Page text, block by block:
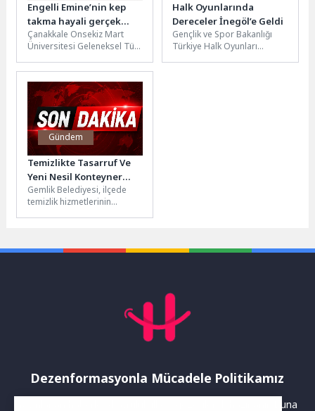
Engelli Emine’nin kep
takma hayali gerçek
oldu
Çanakkale Onsekiz Mart
Üniversitesi Geleneksel Türk
olarak giren işitme engelli
Emine Melek...
Halk Oyunlarında
Dereceler İnegöl’e Geldi
Gençlik ve Spor Bakanlığı
Türkiye Halk Oyunları
Gündem
Temizlikte Tasarruf Ve
Yeni Nesil Konteyner
Dönüşümü
Gemlik Belediyesi, ilçede
temizlik hizmetlerinin
Dezenformasyonla Mücadele Politikamız
Yayınlanan haberler doğruluk ilkesi gözetilerek hazırlanır. Buna